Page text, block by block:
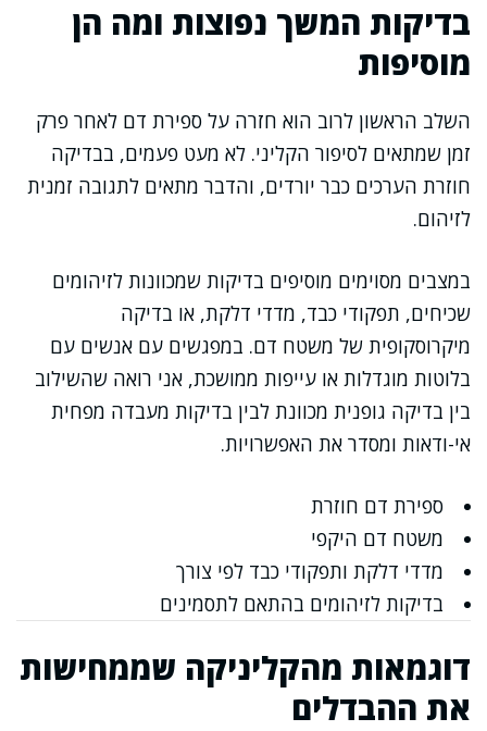
בדיקות המשך נפוצות ומה הן
מוסיפות
השלב הראשון לרוב הוא חזרה על ספירת דם לאחר פרק
זמן שמתאים לסיפור הקליני. לא מעט פעמים, בבדיקה
חוזרת הערכים כבר יורדים, והדבר מתאים לתגובה זמנית
לזיהום.
במצבים מסוימים מוסיפים בדיקות שמכוונות לזיהומים
שכיחים, תפקודי כבד, מדדי דלקת, או בדיקה
מיקרוסקופית של משטח דם. במפגשים עם אנשים עם
בלוטות מוגדלות או עייפות ממושכת, אני רואה שהשילוב
בין בדיקה גופנית מכוונת לבין בדיקות מעבדה מפחית
אי-ודאות ומסדר את האפשרויות.
ספירת דם חוזרת
משטח דם היקפי
מדדי דלקת ותפקודי כבד לפי צורך
בדיקות לזיהומים בהתאם לתסמינים
דוגמאות מהקליניקה שממחישות
את ההבדלים